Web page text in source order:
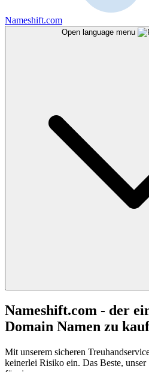
Nameshift.com
Open language menu
Nameshift.com - der
Domain Namen zu
Mit unserem sicheren
keinerlei Risiko ein. Das Beste,